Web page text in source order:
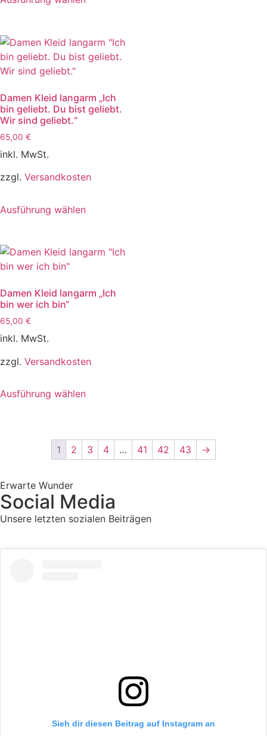
Damen Kleid langarm „Ich
bin geliebt. Du bist geliebt.
Wir sind geliebt.“
65,00 €
inkl. MwSt.
zzgl. Versandkosten
Ausführung wählen
Damen Kleid langarm „Ich
bin wer ich bin“
65,00 €
inkl. MwSt.
zzgl. Versandkosten
Ausführung wählen
1 2 3 4 … 41 42 43 →
Erwarte Wunder
Social Media
Unsere letzten sozialen Beiträgen
Sieh dir diesen Beitrag auf Instagram an